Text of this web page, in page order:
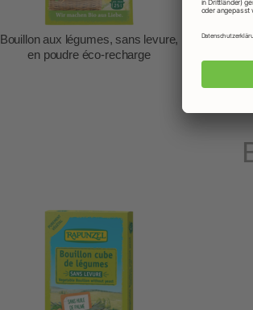
Bouillon aux légumes, sans levure,
en poudre éco-recharge